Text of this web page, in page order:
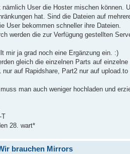
nämlich User die Hoster mischen können.
hat. Sind die Dateien auf
User bekommen schneller ihre Dateien.
werden die zur Verfügung gestellten
mir ja grad noch eine Ergänzung ein. :)
gleich die einzelnen Parts auf
nur auf Rapidshare, Part2 nur auf upload.to
muss man auch weniger hochladen und
T
28. wart*
brauchen Mirrors